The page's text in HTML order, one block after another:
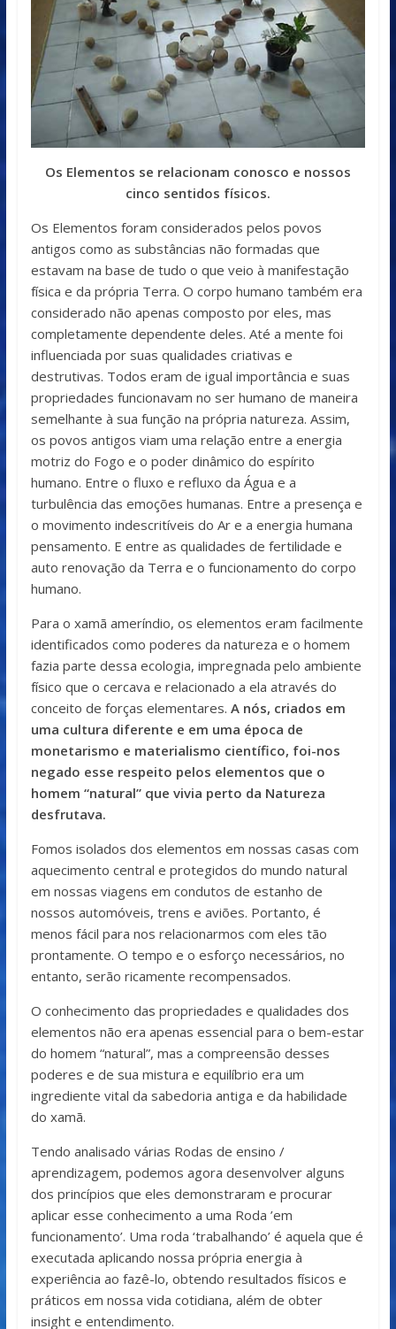
Os Elementos se relacionam conosco e nossos
cinco sentidos físicos.
Os Elementos foram considerados pelos povos
antigos como as substâncias não formadas que
estavam na base de tudo o que veio à manifestação
física e da própria Terra. O corpo humano também era
considerado não apenas composto por eles, mas
completamente dependente deles. Até a mente foi
influenciada por suas qualidades criativas e
destrutivas. Todos eram de igual importância e suas
propriedades funcionavam no ser humano de maneira
semelhante à sua função na própria natureza. Assim,
os povos antigos viam uma relação entre a energia
motriz do Fogo e o poder dinâmico do espírito
humano. Entre o fluxo e refluxo da Água e a
turbulência das emoções humanas. Entre a presença e
o movimento indescritíveis do Ar e a energia humana
pensamento. E entre as qualidades de fertilidade e
auto renovação da Terra e o funcionamento do corpo
humano.
Para o xamã ameríndio, os elementos eram facilmente
identificados como poderes da natureza e o homem
fazia parte dessa ecologia, impregnada pelo ambiente
físico que o cercava e relacionado a ela através do
conceito de forças elementares. A nós, criados em
uma cultura diferente e em uma época de
monetarismo e materialismo científico, foi-nos
negado esse respeito pelos elementos que o
homem “natural” que vivia perto da Natureza
desfrutava.
Fomos isolados dos elementos em nossas casas com
aquecimento central e protegidos do mundo natural
em nossas viagens em condutos de estanho de
nossos automóveis, trens e aviões. Portanto, é
menos fácil para nos relacionarmos com eles tão
prontamente. O tempo e o esforço necessários, no
entanto, serão ricamente recompensados.
O conhecimento das propriedades e qualidades dos
elementos não era apenas essencial para o bem-estar
do homem “natural”, mas a compreensão desses
poderes e de sua mistura e equilíbrio era um
ingrediente vital da sabedoria antiga e da habilidade
do xamã.
Tendo analisado várias Rodas de ensino /
aprendizagem, podemos agora desenvolver alguns
dos princípios que eles demonstraram e procurar
aplicar esse conhecimento a uma Roda ’em
funcionamento’. Uma roda ‘trabalhando’ é aquela que é
executada aplicando nossa própria energia à
experiência ao fazê-lo, obtendo resultados físicos e
práticos em nossa vida cotidiana, além de obter
insight e entendimento.